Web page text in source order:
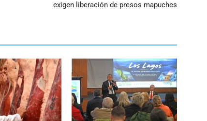
exigen liberación de presos mapuches